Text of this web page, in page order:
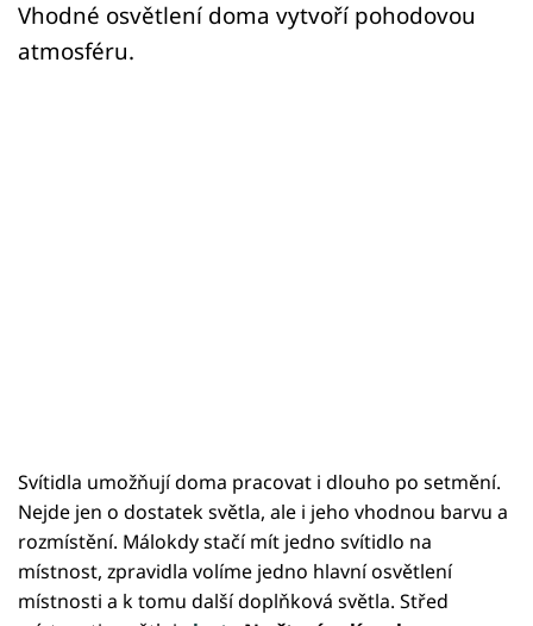
Sledujte nás
Vhodné osvětlení doma vytvoří pohodovou
atmosféru.
Svítidla umožňují doma pracovat i dlouho po setmění.
Nejde jen o dostatek světla, ale i jeho vhodnou barvu a
rozmístění. Málokdy stačí mít jedno svítidlo na
místnost, zpravidla volíme jedno hlavní osvětlení
místnosti a k tomu další doplňková světla. Střed